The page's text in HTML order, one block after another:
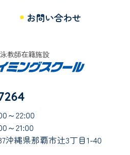
お問い合わせ
教師在籍施設
～22:00
～21:00
沖縄県那覇市辻3丁目1-40